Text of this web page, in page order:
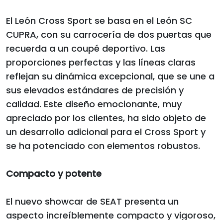
El León Cross Sport se basa en el León SC
CUPRA, con su carrocería de dos puertas que
recuerda a un coupé deportivo. Las
proporciones perfectas y las líneas claras
reflejan su dinámica excepcional, que se une a
sus elevados estándares de precisión y
calidad. Este diseño emocionante, muy
apreciado por los clientes, ha sido objeto de
un desarrollo adicional para el Cross Sport y
se ha potenciado con elementos robustos.
Compacto y potente
El nuevo showcar de SEAT presenta un
aspecto increíblemente compacto y vigoroso,